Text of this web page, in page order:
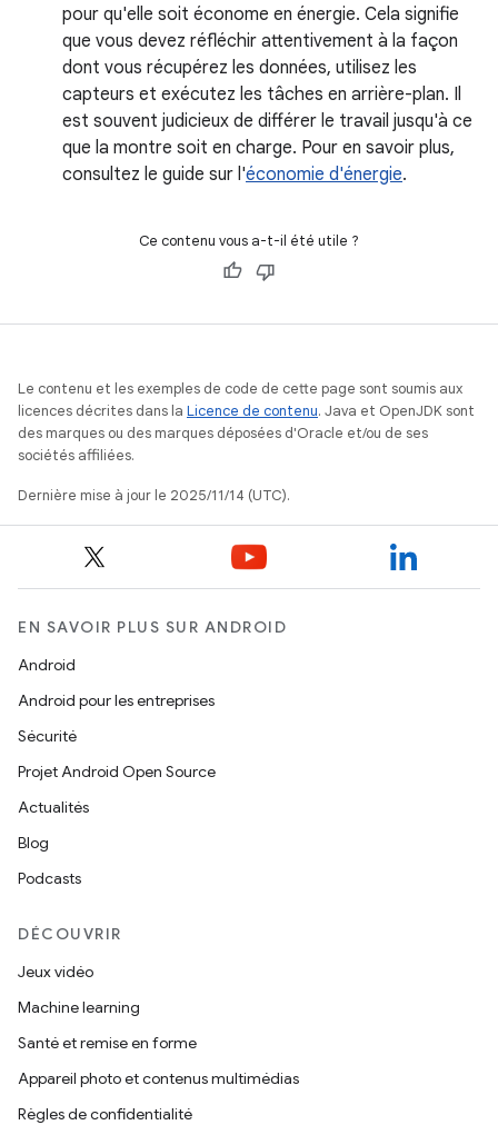
pour qu'elle soit économe en énergie. Cela signifie
que vous devez réfléchir attentivement à la façon
dont vous récupérez les données, utilisez les
capteurs et exécutez les tâches en arrière-plan. Il
est souvent judicieux de différer le travail jusqu'à ce
que la montre soit en charge. Pour en savoir plus,
consultez le guide sur l'économie d'énergie.
Ce contenu vous a-t-il été utile ?
Le contenu et les exemples de code de cette page sont soumis aux
licences décrites dans la Licence de contenu. Java et OpenJDK sont
des marques ou des marques déposées d'Oracle et/ou de ses
sociétés affiliées.
Dernière mise à jour le 2025/11/14 (UTC).
EN SAVOIR PLUS SUR ANDROID
Android
Android pour les entreprises
Sécurité
Projet Android Open Source
Actualités
Blog
Podcasts
DÉCOUVRIR
Jeux vidéo
Machine learning
Santé et remise en forme
Appareil photo et contenus multimédias
Règles de confidentialité